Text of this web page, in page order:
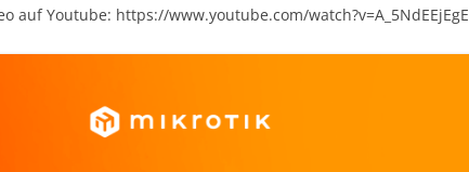
auf Youtube: https://www.youtube.com/watch?v=A_5NdEEjEgE